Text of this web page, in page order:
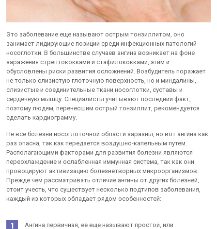
Это заболевание еще называют острым тонзиллитом, оно
занимает лидирующие позиции среди инфекционных патологий
носоглотки. В большинстве случаев ангина возникает на фоне
заражения стрептококками и стафилококками, этим и
обусловлены риски развития осложнений. Возбудитель поражает
не только слизистую глоточную поверхность, но и миндалины,
слизистые и соединительные ткани носоглотки, суставы и
сердечную мышцу. Специалисты учитывают последний факт,
поэтому людям, перенесшим острый тонзиллит, рекомендуется
сделать кардиограмму.
Не все болезни носоглоточной области заразны, но вот ангина как
раз опасна, так как передается воздушно-капельным путем.
Располагающими факторами для развития болезни являются
переохлаждение и ослабленная иммунная система, так как они
провоцируют активизацию болезнетворных микроорганизмов.
Прежде чем рассматривать отличие ангины от других болезней,
стоит учесть, что существует несколько подтипов заболевания,
каждый из которых обладает рядом особенностей:
Ангина первичная, ее еще называют простой, или